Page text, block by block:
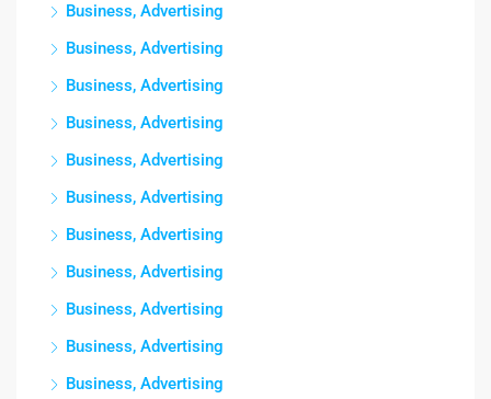
Business, Advertising
Business, Advertising
Business, Advertising
Business, Advertising
Business, Advertising
Business, Advertising
Business, Advertising
Business, Advertising
Business, Advertising
Business, Advertising
Business, Advertising